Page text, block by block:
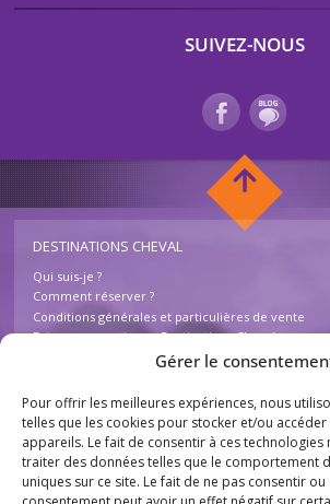
Gérer le
Pour offrir les meilleures expériences, nous
telles que les cookies pour stocker et/ou
appareils. Le fait de consentir à ces
traiter des données telles que le comportement
uniques sur ce site. Le fait de ne pas consentir
SUIVEZ-NOUS
DESTINATIONS CHEVAL
Qui suis-je ?
Comment réserver ?
Conditions générales et particulières de vente
Foire aux questions – Destinations Cheval
INFOS
Mentions légales
Plan du site
Destinations Cheval